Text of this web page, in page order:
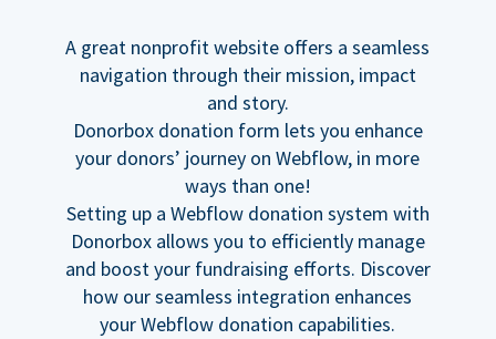
A great nonprofit website offers a seamless
navigation through their mission, impact
and story.
Donorbox donation form lets you enhance
your donors’ journey on Webflow, in more
ways than one!
Setting up a Webflow donation system with
Donorbox allows you to efficiently manage
and boost your fundraising efforts. Discover
how our seamless integration enhances
your Webflow donation capabilities.